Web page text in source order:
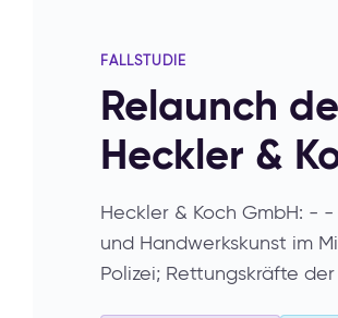
FALLSTUDIE
Relaunch
Heckler &
Heckler & Koch GmbH: -
und Handwerkskunst im
Polizei; Rettungskräfte